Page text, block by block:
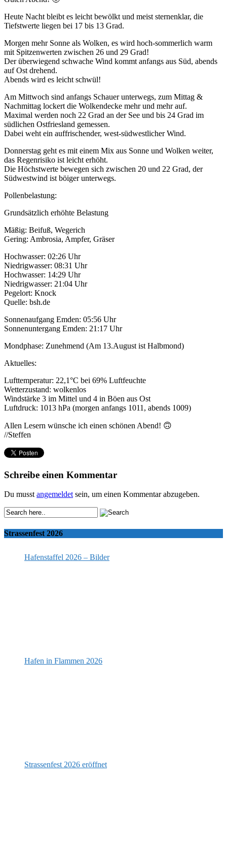
Heute Nacht bleibt es leicht bewölkt und meist sternenklar, die
Tiefstwerte liegen bei 17 bis 13 Grad.
Morgen mehr Sonne als Wolken, es wird hoch-sommerlich warm
mit Spitzenwerten zwischen 26 und 29 Grad!
Der überwiegend schwache Wind kommt anfangs aus Süd, abends
auf Ost drehend.
Abends wird es leicht schwül!
Am Mittwoch sind anfangs Schauer unterwegs, zum Mittag &
Nachmittag lockert die Wolkendecke mehr und mehr auf.
Maximal werden noch 22 Grad an der See und bis 24 Grad im
südlichen Ostfriesland gemessen.
Dabei weht ein auffrischender, west-südwestlicher Wind.
Donnerstag geht es mit einem Mix aus Sonne und Wolken weiter,
das Regenrisiko ist leicht erhöht.
Die Höchstwerte bewegen sich zwischen 20 und 22 Grad, der
Südwestwind ist böiger unterwegs.
Pollenbelastung:
Grundsätzlich erhöhte Belastung
Mäßig: Beifuß, Wegerich
Gering: Ambrosia, Ampfer, Gräser
Hochwasser: 02:26 Uhr
Niedrigwasser: 08:31 Uhr
Hochwasser: 14:29 Uhr
Niedrigwasser: 21:04 Uhr
Pegelort: Knock
Quelle: bsh.de
Sonnenaufgang Emden: 05:56 Uhr
Sonnenuntergang Emden: 21:17 Uhr
Mondphase: Zunehmend (Am 13.August ist Halbmond)
Aktuelles:
Lufttemperatur: 22,1°C bei 69% Luftfeuchte
Wetterzustand: wolkenlos
Windstärke 3 im Mittel und 4 in Böen aus Ost
Luftdruck: 1013 hPa (morgen anfangs 1011, abends 1009)
Allen Lesern wünsche ich einen schönen Abend! 🙃
//Steffen
Schreibe einen Kommentar
Du musst angemeldet sein, um einen Kommentar abzugeben.
Strassenfest 2026
Hafenstaffel 2026 – Bilder
Hafen in Flammen 2026
Strassenfest 2026 eröffnet